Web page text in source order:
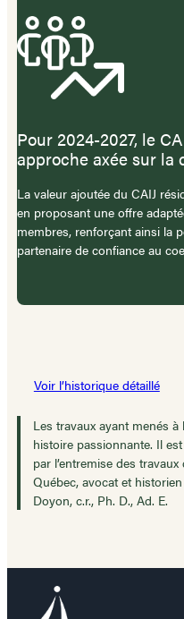
Pour 2024-2027, le
approche axée sur la
La valeur ajoutée du CAIJ
en proposant une offre
membres, renforçant ainsi la
partenaire de confiance au
Voir l’historique détaillé
Les travaux ayant menés
histoire passionnante. Il
par l’entremise des
Québec, avocat et
Doyon, c.r., Ph. D., Ad. E.